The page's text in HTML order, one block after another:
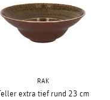
RAK
Teller extra tief rund 23 cm